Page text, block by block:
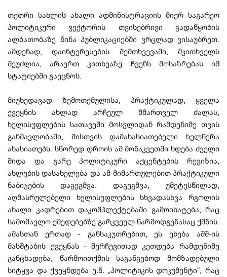
თეთრი სახლის ახალი ადმინისტრაციის მიერ საგარეო
პოლიტიკური ვექტორის თვისებრივი გადაწყობის
ალბათობაზე წინა პუბლიკაციებში ვრცლად ვისაუბრეთ.
ამდენად, დაინტერესების შემთხვევაში, მკითხველს
შეუძლია, არაერთ კითხვაზე ჩვენს მოსაზრებას იმ
სტატიებში გაეცნოს.
მიუხედავად ზემოთქმულისა, პრაქტიკულად, ყველა
ქვეყნის ახლად არჩეულ მმართველ ძალას,
ხელისუფლების სათავეში მოსვლიდან რამდენიმე თვის
განმავლობაში, მისთვის დამახასიათებელი ხელწერა
ახასიათებს. სწორედ დროის ამ მონაკვეთში ხდება ძველი
შიდა და გარე პოლიტიკური აქცენტების რევიზია,
ახლების დასახელება და ამ მიმართულებით პრაქტიკული
ნაბიჯების დაგეგმვა. დაგეგმვა, უმეტესწილად,
აღმასრულებელი ხელისუფლების სხვადასხვა რგოლის
ახალი კადრებით დაკომპლექტებაში გამოიხატება, რაც
სამომავლო ქმედებებზე გარკვეულ წარმოდგენასაც ქმნის.
ამასთან ერთად - განსაკუთრებით, ეს ეხება აშშ-ის
მასშტაბის ქვეყნას - შერჩევითად კეთდება რამდენიმე
განცხადება, წარმოითქმის საგანგებოდ მომზადებული
სიტყვა და ქვეყნდება ე.წ. „პოლიტიკის დოკუმენტი“, რაც